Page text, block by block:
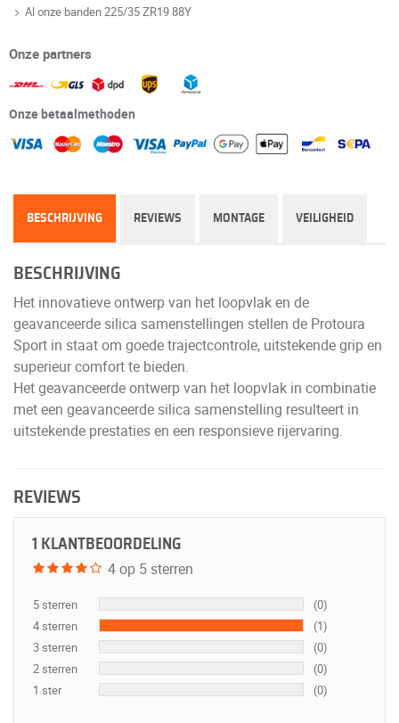
Al onze banden 225/35 ZR19 88Y
Onze partners
Onze betaalmethoden
BESCHRIJVING REVIEWS MONTAGE VEILIGHEID
BESCHRIJVING
Het innovatieve ontwerp van het loopvlak en de
geavanceerde silica samenstellingen stellen de Protoura
Sport in staat om goede trajectcontrole, uitstekende grip en
superieur comfort te bieden.
Het geavanceerde ontwerp van het loopvlak in combinatie
met een geavanceerde silica samenstelling resulteert in
uitstekende prestaties en een responsieve rijervaring.
REVIEWS
1 KLANTBEOORDELING
4 op 5 sterren
5 sterren
(0)
4 sterren
(1)
3 sterren
(0)
2 sterren
(0)
1 ster
(0)